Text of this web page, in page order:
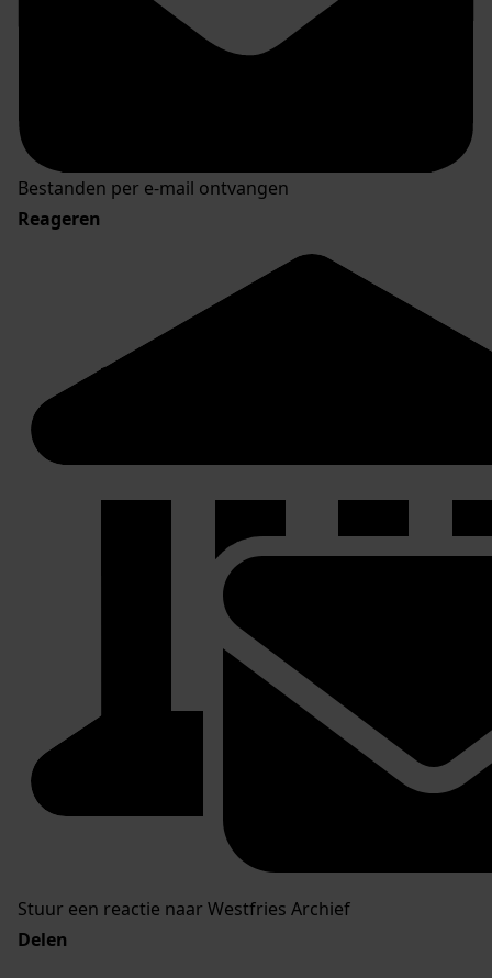
Bestanden per e-mail ontvangen
Reageren
Stuur een reactie naar Westfries Archief
Delen